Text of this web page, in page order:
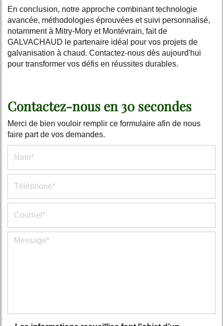
En conclusion, notre approche combinant technologie
avancée, méthodologies éprouvées et suivi personnalisé,
notamment à Mitry-Mory et Montévrain, fait de
GALVACHAUD le partenaire idéal pour vos projets de
galvanisation à chaud. Contactez-nous dès aujourd'hui
pour transformer vos défis en réussites durables.
Contactez-nous en 30 secondes
Merci de bien vouloir remplir ce formulaire afin de nous
faire part de vos demandes.